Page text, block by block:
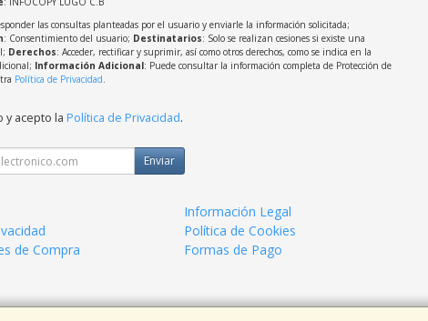
las consultas planteadas por el usuario y enviarle la información solicitada;
: Consentimiento del usuario; Destinatarios: Solo se realizan cesiones si existe una
Derechos: Acceder, rectificar y suprimir, así como otros derechos, como se indica en la
Información Adicional: Puede consultar la información completa de Protección de
Política de Privacidad.
y acepto la Política de Privacidad.
Enviar
Información Legal
Política de Cookies
de Compra
Formas de Pago